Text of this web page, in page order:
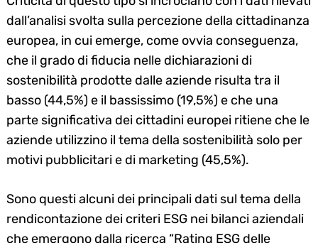
dall’analisi svolta sulla percezione della cittadinanza
europea, in cui emerge, come ovvia conseguenza,
che il grado di fiducia nelle dichiarazioni di
sostenibilità prodotte dalle aziende risulta tra il
basso (44,5%) e il bassissimo (19,5%) e che una
parte significativa dei cittadini europei ritiene che le
aziende utilizzino il tema della sostenibilità solo per
motivi pubblicitari e di marketing (45,5%).
Sono questi alcuni dei principali dati sul tema della
rendicontazione dei criteri ESG nei bilanci aziendali
che emergono dalla ricerca “Rating ESG delle